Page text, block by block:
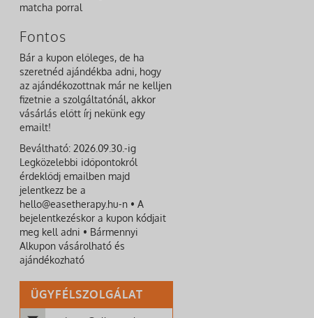
matcha porral
Fontos
Bár a kupon előleges, de ha
szeretnéd ajándékba adni, hogy
az ajándékozottnak már ne kelljen
fizetnie a szolgáltatónál, akkor
vásárlás előtt írj nekünk egy
emailt!
Beváltható: 2026.09.30.-ig
Legközelebbi időpontokról
érdeklődj emailben majd
jelentkezz be a
hello@easetherapy.hu-n • A
bejelentkezéskor a kupon kódjait
meg kell adni • Bármennyi
Alkupon vásárolható és
ajándékozható
ÜGYFÉLSZOLGÁLAT